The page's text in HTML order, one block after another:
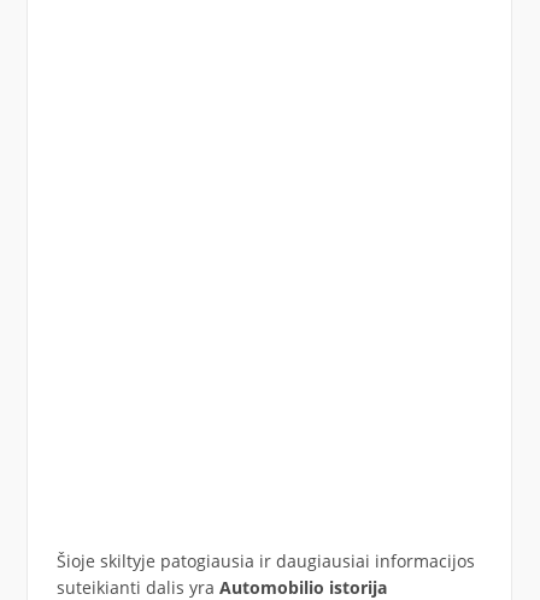
Šioje skiltyje patogiausia ir daugiausiai informacijos
suteikianti dalis yra Automobilio istorija